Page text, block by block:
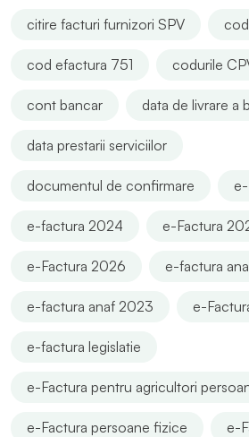
citire facturi furnizori SPV
cod efactura 751 codurile
cont bancar data de livrare a
data prestarii serviciilor
documentul de confirmare
e-factura 2024 e-Factura
e-Factura 2026 e-factura
e-factura anaf 2023 e-
e-factura legislatie
e-Factura pentru agricultori
e-Factura persoane fizice e-